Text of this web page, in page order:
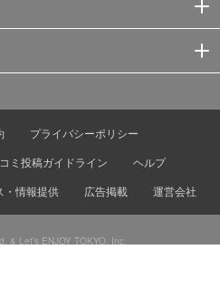
プライバシーポリシー
ミ投稿ガイドライン
ヘルプ
・情報提供 広告掲載 運営会社
& Let’s ENJOY TOKYO, Inc.